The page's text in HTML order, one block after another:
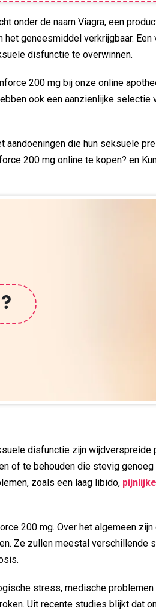
onder de naam Viagra, een
geneesmiddel verkrijgbaar.
disfunctie te overwinnen.
200 mg bij onze online
ook een aanzienlijke
die hun seksuele
200 mg online te kopen? en
?
disfunctie zijn wijdverspreide
te behouden die stevig
zoals een laag libido,
200 mg. Over het algemeen
Ze zullen meestal
stress, medische
Uit recente studies blijkt dat